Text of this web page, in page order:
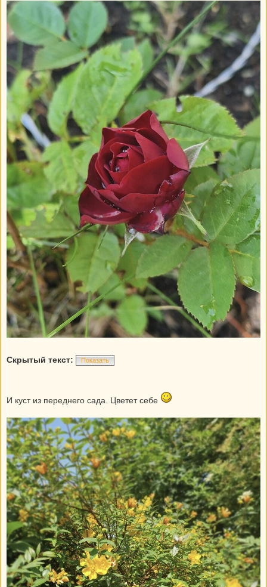
Скрытый текст: Показать
И куст из переднего сада. Цветет себе